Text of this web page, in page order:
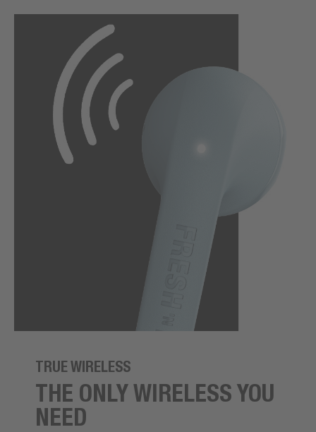
TRUE WIRELESS
THE ONLY WIRELESS YOU
NEED